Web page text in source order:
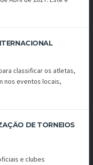
classificar os atletas,
nos eventos locais,
DE TORNEIOS
e clubes